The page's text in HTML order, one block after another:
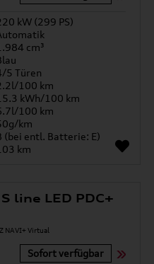
kW (299 PS)
cm³
5 Türen
100 km
kWh/100 km
100 km
km
(bei entl. Batterie: E)
km
line LED PDC+
Sofort verfügbar